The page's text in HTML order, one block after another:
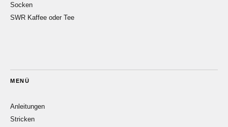
Socken
SWR Kaffee oder Tee
MENÜ
Anleitungen
Stricken